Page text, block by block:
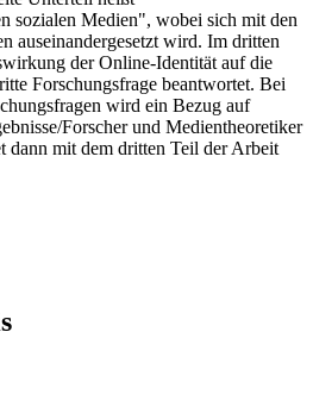
sozialen Medien", wobei sich mit den
auseinandergesetzt wird. Im dritten
der Online-Identität auf die
Forschungsfrage beantwortet. Bei
wird ein Bezug auf
Forscher und Medientheoretiker
dann mit dem dritten Teil der Arbeit